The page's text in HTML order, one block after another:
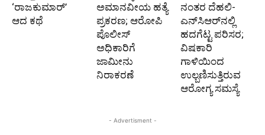
‘ರಾಜಕುಮಾರ್‍’
ಆದ ಕಥೆ
ಅಮಾನವೀಯ ಹತ್ಯೆ
ಪ್ರಕರಣ; ಆರೋಪಿ
ಪೊಲೀಸ್‌
ಅಧಿಕಾರಿಗೆ
ಜಾಮೀನು
ನಿರಾಕರಣೆ
ನಂತರ ದೆಹಲಿ-
ಎನ್‌ಸಿಆರ್‌ನಲ್ಲಿ
ಹದಗೆಟ್ಟ ಪರಿಸರ;
ವಿಷಕಾರಿ
ಗಾಳಿಯಿಂದ
ಉಲ್ಬಣಿಸುತ್ತಿರುವ
ಆರೋಗ್ಯ ಸಮಸ್ಯೆ
- Advertisment -